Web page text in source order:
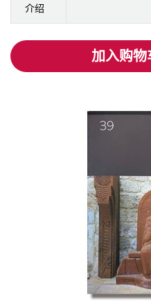
介绍
加入购物
加入购物车